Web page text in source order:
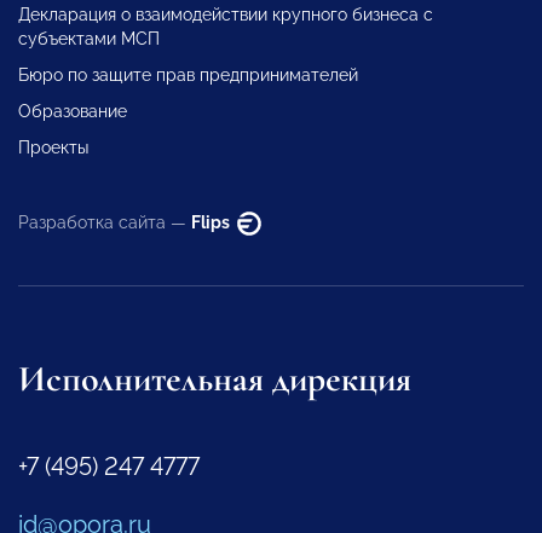
Декларация о взаимодействии крупного бизнеса с
субъектами МСП
Бюро по защите прав предпринимателей
Образование
Проекты
Разработка сайта — Flips
Исполнительная дирекция
+7 (495) 247 4777
id@opora.ru